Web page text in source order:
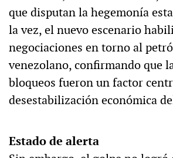
que disputan la hegemonía
la vez, el nuevo escenario
negociaciones en torno al
venezolano, confirmando que
bloqueos fueron un factor
desestabilización económica
Estado de alerta